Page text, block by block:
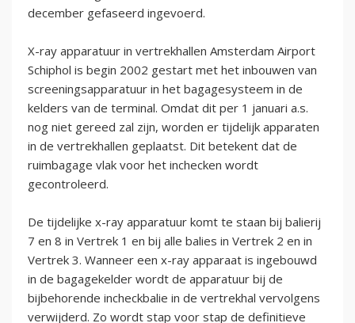
december gefaseerd ingevoerd.
X-ray apparatuur in vertrekhallen Amsterdam Airport
Schiphol is begin 2002 gestart met het inbouwen van
screeningsapparatuur in het bagagesysteem in de
kelders van de terminal. Omdat dit per 1 januari a.s.
nog niet gereed zal zijn, worden er tijdelijk apparaten
in de vertrekhallen geplaatst. Dit betekent dat de
ruimbagage vlak voor het inchecken wordt
gecontroleerd.
De tijdelijke x-ray apparatuur komt te staan bij balierij
7 en 8 in Vertrek 1 en bij alle balies in Vertrek 2 en in
Vertrek 3. Wanneer een x-ray apparaat is ingebouwd
in de bagagekelder wordt de apparatuur bij de
bijbehorende incheckbalie in de vertrekhal vervolgens
verwijderd. Zo wordt stap voor stap de definitieve